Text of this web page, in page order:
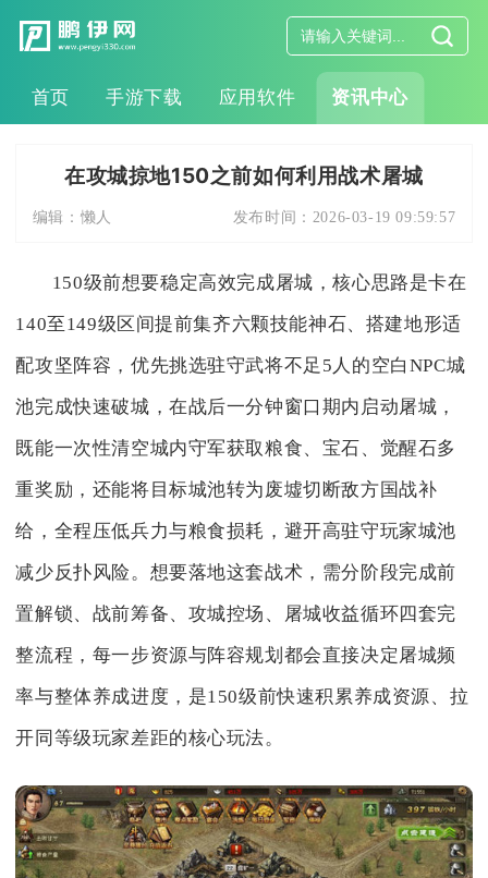
首页 手游下载 应用软件 资讯中心
在攻城掠地150之前如何利用战术屠城
编辑： 懒人 发布时间： 2026-03-19 09:59:57
150级前想要稳定高效完成屠城，核心思路是卡在
140至149级区间提前集齐六颗技能神石、搭建地形适
配攻坚阵容，优先挑选驻守武将不足5人的空白NPC城
池完成快速破城，在战后一分钟窗口期内启动屠城，
既能一次性清空城内守军获取粮食、宝石、觉醒石多
重奖励，还能将目标城池转为废墟切断敌方国战补
给，全程压低兵力与粮食损耗，避开高驻守玩家城池
减少反扑风险。想要落地这套战术，需分阶段完成前
置解锁、战前筹备、攻城控场、屠城收益循环四套完
整流程，每一步资源与阵容规划都会直接决定屠城频
率与整体养成进度，是150级前快速积累养成资源、拉
开同等级玩家差距的核心玩法。